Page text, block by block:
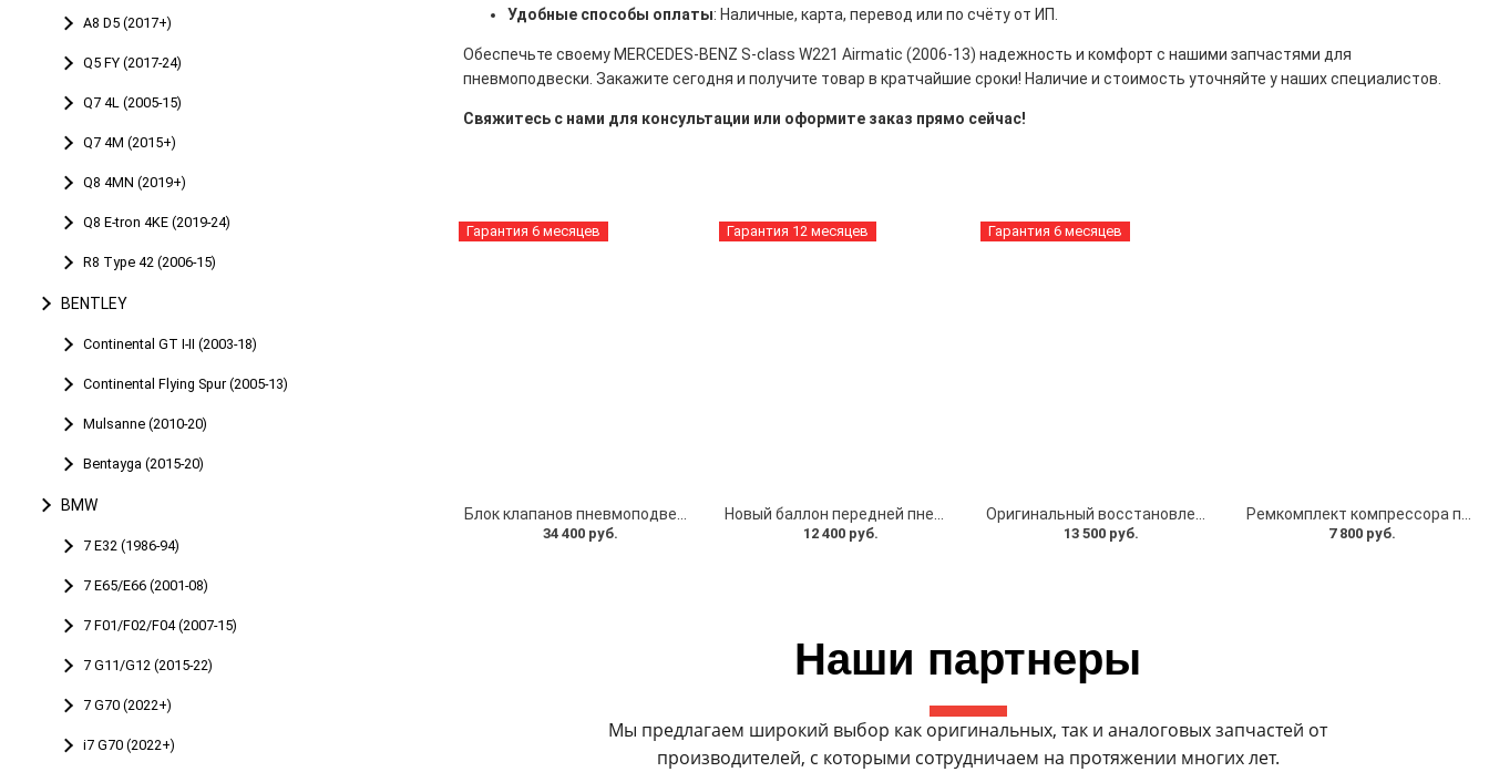
A8 D5 (2017+)
Q5 FY (2017-24)
Q7 4L (2005-15)
Q7 4M (2015+)
Q8 4MN (2019+)
Q8 E-tron 4KE (2019-24)
R8 Type 42 (2006-15)
BENTLEY
Continental GT I-II (2003-18)
Continental Flying Spur (2005-13)
Mulsanne (2010-20)
Bentayga (2015-20)
BMW
7 E32 (1986-94)
7 E65/E66 (2001-08)
7 F01/F02/F04 (2007-15)
7 G11/G12 (2015-22)
7 G70 (2022+)
i7 G70 (2022+)
Удобные способы оплаты: Наличные, карта, перевод или по счёту от ИП.
Обеспечьте своему MERCEDES-BENZ S-class W221 Airmatic (2006-13) надежность и комфорт с нашими запчастями для
пневмоподвески. Закажите сегодня и получите товар в кратчайшие сроки! Наличие и стоимость уточняйте у наших специалистов.
Свяжитесь с нами для консультации или оформите заказ прямо сейчас!
Гарантия 6 месяцев
Блок клапанов пневмоподвески оригинал RAPA LF-22 для Mercedes-Benz (A2123200658)
34 400 руб.
Гарантия 12 месяцев
Новый баллон передней пневмостойки Mercedes W221 / W216 (A2213204913)
12 400 руб.
Гарантия 6 месяцев
Оригинальный восстановленный компрессор пневмоподвески AMK для Mercedes W221 / W216 (A2213200904)
13 500 руб.
Ремкомплект компрессора пневмоподвески AMK (шатун в сборе + поршневые кольца)
7 800 руб.
Наши партнеры
Мы предлагаем широкий выбор как оригинальных, так и аналоговых запчастей от
производителей, с которыми сотрудничаем на протяжении многих лет.